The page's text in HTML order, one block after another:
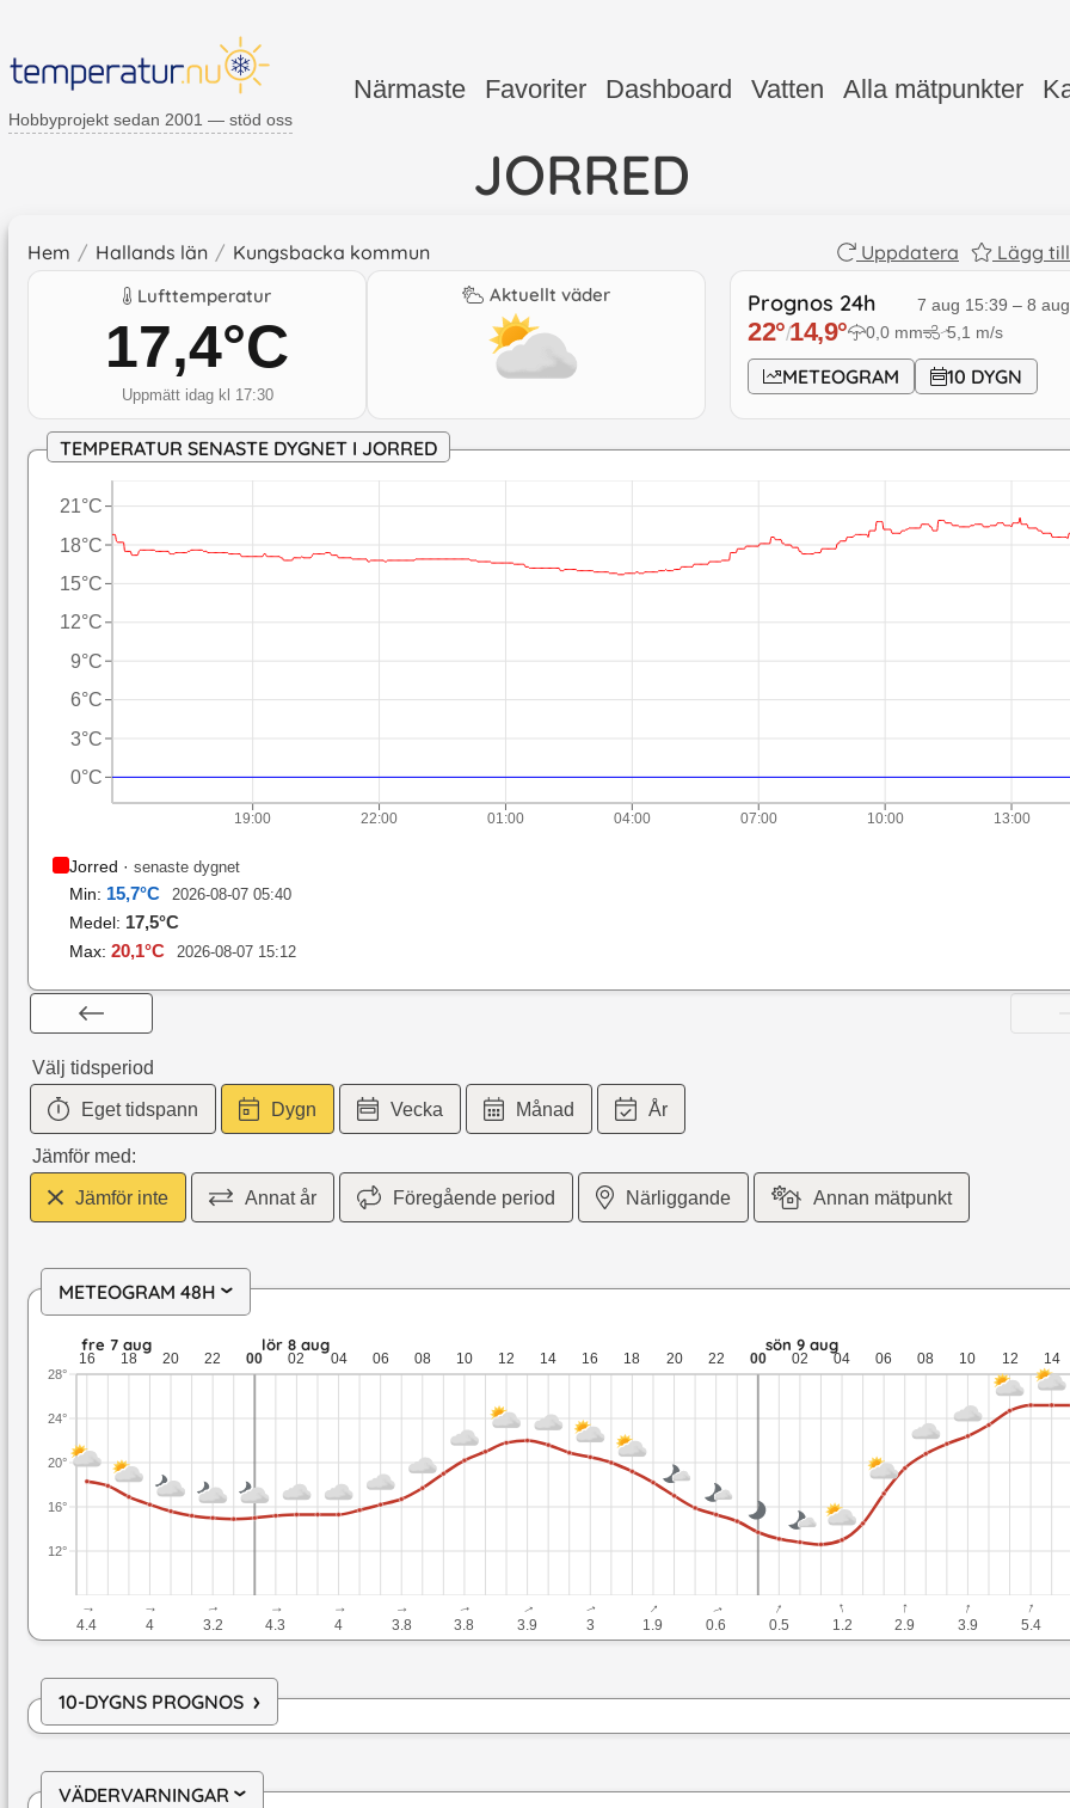
Hobbyprojekt sedan 2001 — stöd oss
Närmaste Favoriter Dashboard Vatten Alla mätpunkter
JORRED
Hem / Hallands län / Kungsbacka kommun Uppdatera Lägg
Lufttemperatur
17,4°C
Uppmätt idag kl 17:30
Aktuellt väder Prognos 24h 7 aug 15:39 – 8
22°/14,9° 0,0 mm ↓5,1 m/s
METEOGRAM 10 DYGN
TEMPERATUR SENASTE DYGNET I JORRED
19:00 22:00 01:00 04:00 07:00 10:00 13:00
0°C
3°C
6°C
9°C
12°C
15°C
18°C
21°C
Jorred · senaste dygnet
Min: 15,7°C 2026-08-07 05:40
Medel: 17,5°C
Max: 20,1°C 2026-08-07 15:12
Välj tidsperiod
Eget tidspann Dygn Vecka Månad År
Jämför med:
Jämför inte Annat år Föregående period Närliggande Annan mätpunkt
METEOGRAM 48H›
fre 7 aug: 18,3 till 14,9 grader: ingen nederbörd: upp till 5,1 meter per sekund vind. lör 8 aug: 22 till 14,7 grader: ingen
fre 7 aug lör 8 aug sön 9 aug
16 18 20 22 00 02 04 06 08 10 12 14 16 18 20 22 00 02 04 06 08 10 12 14
12°
16°
20°
24°
28°
↓
4.4
↓
4
↓
3.2
↓
4.3
↓
4
↓
3.8
↓
3.8
↓
3.9
↓
3
↓
1.9
↓
0.6
↓
0.5
↓
1.2
↓
2.9
↓
3.9
↓
5.4
10-DYGNS PROGNOS ›
VÄDERVARNINGAR›